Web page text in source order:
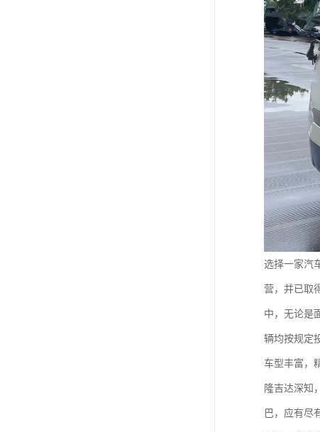
选择一家汽
营，并已取
中，无论是
辆均按规定
车型丰富，
隆吉达深知
巴，应有尽